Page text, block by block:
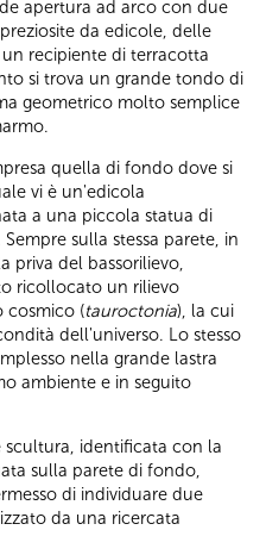
apertura ad arco con due
da edicole, delle
recipiente di terracotta
si trova un grande tondo di
geometrico molto semplice
quella di fondo dove si
vi è un'edicola
a una piccola statua di
sulla stessa parete, in
priva del bassorilievo,
ricollocato un rilievo
cosmico (tauroctonia), la cui
dell'universo. Lo stesso
nella grande lastra
ambiente e in seguito
scultura, identificata con la
sulla parete di fondo,
di individuare due
da una ricercata